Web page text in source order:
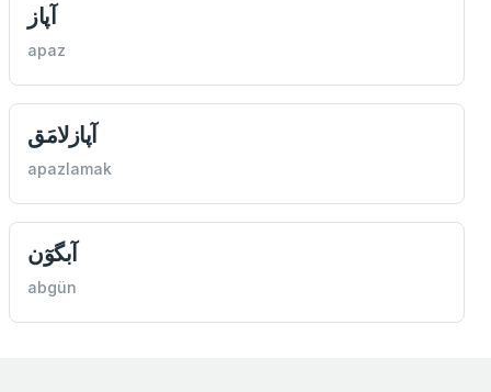
آپاز
apaz
آپازلامَق
apazlamak
آبگوٓن
abgün